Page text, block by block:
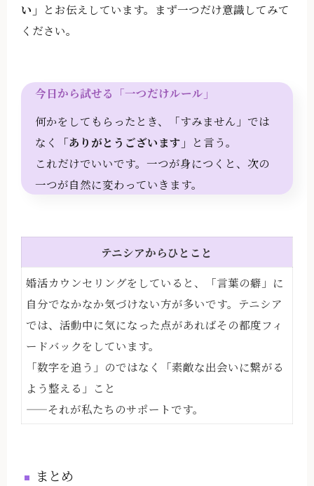
い」 とお伝えしています。まず一つだけ意識してみて
ください。
今日から試せる「一つだけルール」
何かをしてもらったとき、「すみません」では
なく
「ありがとうございます」 と言う。
これだけでいいです。一つが身につくと、次の
一つが自然に変わっていきます。
テニシアからひとこと
婚活カウンセリングをしていると、「言葉の癖」に
自分でなかなか気づけない方が多いです。テニシア
では、活動中に気になった点があればその都度フィ
ードバックをしています。
「数字を追う」のではなく「素敵な出会いに繋がる
よう整える」こと
——それが私たちのサポートです。
まとめ